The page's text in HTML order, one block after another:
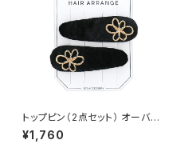
トップピン（2点セット） オーバル
×ワンポイントモチーフ HTP02
34-B
¥1,760